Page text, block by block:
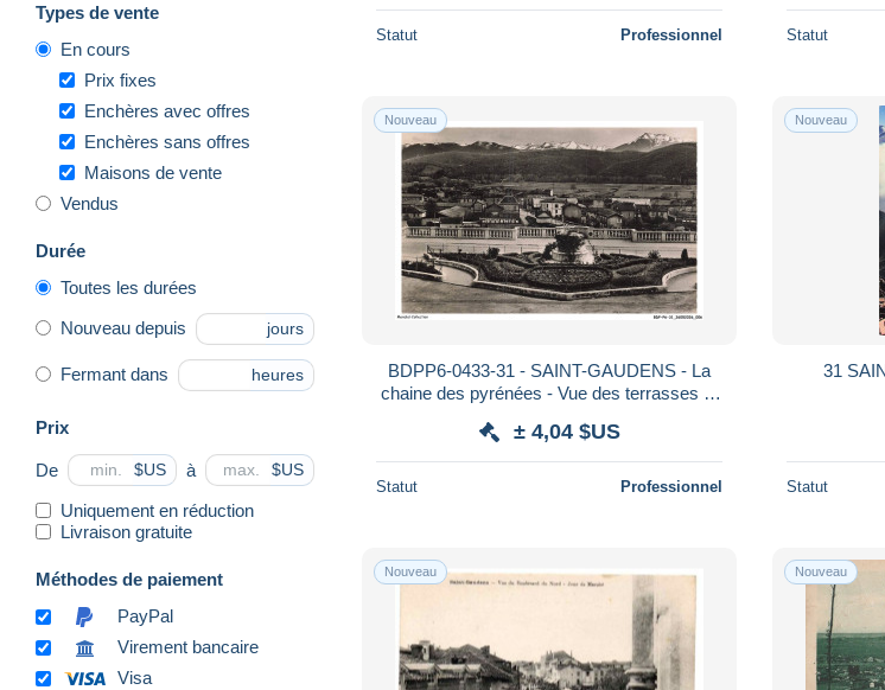
Types de vente
En cours
Prix fixes
Enchères avec offres
Enchères sans offres
Maisons de vente
Vendus
Durée
Toutes les durées
Nouveau depuis jours
Fermant dans heures
Prix
De $US à $US
Uniquement en réduction
Livraison gratuite
Méthodes de paiement
PayPal
Virement bancaire
Visa
Statut Professionnel Statut
Nouveau
BDPP6-0433-31 - SAINT-GAUDENS - La
chaine des pyrénées - Vue des terrasses et
± 4,04 $US
Statut Professionnel
Nouveau
31
Statut
Nouveau Nouveau